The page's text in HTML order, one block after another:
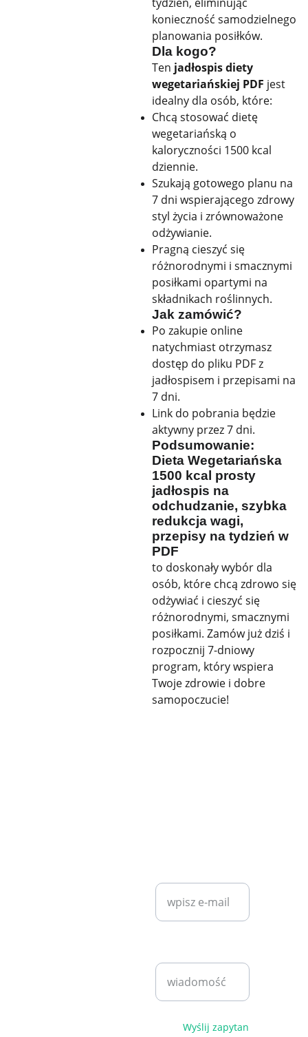
konieczność samodzielnego
planowania posiłków.
Dla kogo?
Ten jadłospis diety
wegetariańskiej PDF jest
idealny dla osób, które:
Chcą stosować dietę
wegetariańską o
kaloryczności 1500 kcal
dziennie.
Szukają gotowego planu na
7 dni wspierającego zdrowy
styl życia i zrównoważone
odżywianie.
Pragną cieszyć się
różnorodnymi i smacznymi
posiłkami opartymi na
składnikach roślinnych.
Jak zamówić?
Po zakupie online
natychmiast otrzymasz
dostęp do pliku PDF z
jadłospisem i przepisami na
7 dni.
Link do pobrania będzie
aktywny przez 7 dni.
Podsumowanie:
Dieta Wegetariańska
1500 kcal prosty
jadłospis na
odchudzanie, szybka
redukcja wagi,
przepisy na tydzień w
PDF
to doskonały wybór dla
osób, które chcą zdrowo się
odżywiać i cieszyć się
różnorodnymi, smacznymi
posiłkami. Zamów już dziś i
rozpocznij 7-dniowy
program, który wspiera
Twoje zdrowie i dobre
samopoczucie!
Wyślij zapytanie